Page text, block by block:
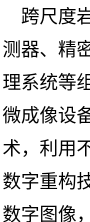
跨尺度
测器、精
理系统等
微成像设
术，利用
数字重构
数字图像